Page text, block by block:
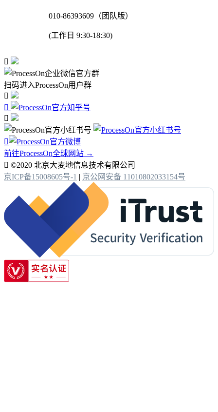
010-86393609（团队版）
(工作日 9:30-18:30)

扫码进入ProcessOn用户群




前往ProcessOn全球网站 →
 ©2020 北京大麦地信息技术有限公司
京ICP备15008605号-1 | 京公网安备 11010802033154号